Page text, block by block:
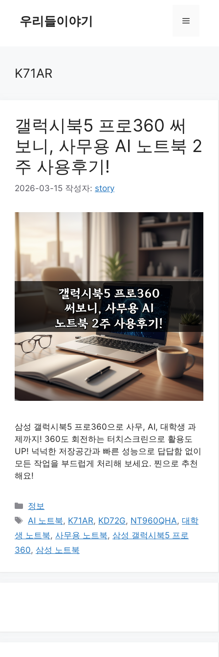
우리들이야기 메
K71AR
갤럭시북5 프로360 써
보니, 사무용 AI 노트북 2
주 사용후기!
2026-03-15 작성자: story
삼성 갤럭시북5 프로360으로 사무, AI, 대학생 과
제까지! 360도 회전하는 터치스크린으로 활용도
UP! 넉넉한 저장공간과 빠른 성능으로 답답함 없이
모든 작업을 부드럽게 처리해 보세요. 찐으로 추천
해요!
카
테
리
정보
태
그
AI 노트북, K71AR, KD72G, NT960QHA,대학
생 노트북, 사무용 노트북, 삼성 갤럭시북5 프로
360, 삼성 노트북